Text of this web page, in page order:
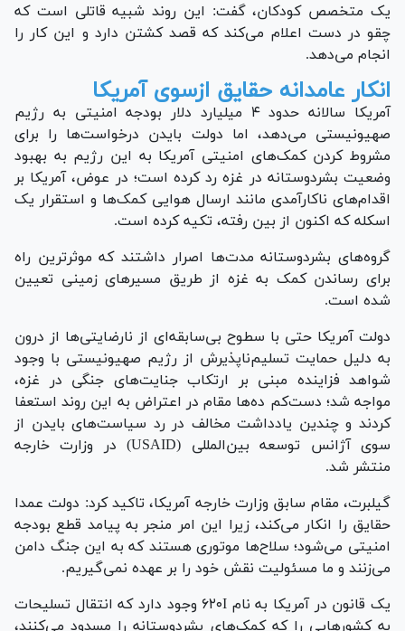
یک متخصص کودکان، گفت: این روند شبیه قاتلی است که
چقو در دست اعلام می‌کند که قصد کشتن دارد و این کار را
انجام می‌دهد.
انکار عامدانه حقایق ازسوی آمریکا
آمریکا سالانه حدود ۴ میلیارد دلار بودجه امنیتی به رژیم
صهیونیستی می‌دهد، اما دولت بایدن درخواست‌ها را برای
مشروط کردن کمک‌های امنیتی آمریکا به این رژیم به بهبود
وضعیت بشردوستانه در غزه رد کرده است؛ در عوض، آمریکا بر
اقدام‌های ناکارآمدی مانند ارسال هوایی کمک‌ها و استقرار یک
اسکله که اکنون از بین رفته، تکیه کرده است.
گروه‌های بشردوستانه مدت‌ها اصرار داشتند که موثرترین راه
برای رساندن کمک به غزه از طریق مسیر‌های زمینی تعیین
شده است.
دولت آمریکا حتی با سطوح بی‌سابقه‌ای از نارضایتی‌ها از درون
به دلیل حمایت تسلیم‌ناپذیرش از رژیم صهیونیستی با وجود
شواهد فزاینده مبنی بر ارتکاب جنایت‌های جنگی در غزه،
مواجه شد؛ دست‌کم ده‌ها مقام در اعتراض به این روند استعفا
کردند و چندین یادداشت مخالف در رد سیاست‌های بایدن از
سوی آژانس توسعه بین‌المللی (USAID) در وزارت خارجه
منتشر شد.
گیلبرت، مقام سابق وزارت خارجه آمریکا، تاکید کرد: دولت عمدا
حقایق را انکار می‌کند، زیرا این امر منجر به پیامد قطع بودجه
امنیتی می‌شود؛ سلاح‌ها موتوری هستند که به این جنگ دامن
می‌زنند و ما مسئولیت نقش خود را بر عهده نمی‌گیریم.
یک قانون در آمریکا به نام ۶۲۰I وجود دارد که انتقال تسلیحات
به کشور‌هایی را که کمک‌های بشردوستانه را مسدود می‌کنند،